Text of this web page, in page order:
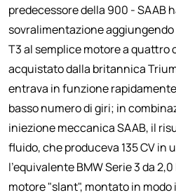
predecessore della 900 - SAAB
sovralimentazione
T3 al semplice motore a quattro
acquistato dalla britannica
entrava in funzione
basso numero di giri; in
iniezione meccanica SAAB, il
fluido, che produceva 135 CV in
l'equivalente BMW Serie 3 da 2,0
motore "slant", montato in